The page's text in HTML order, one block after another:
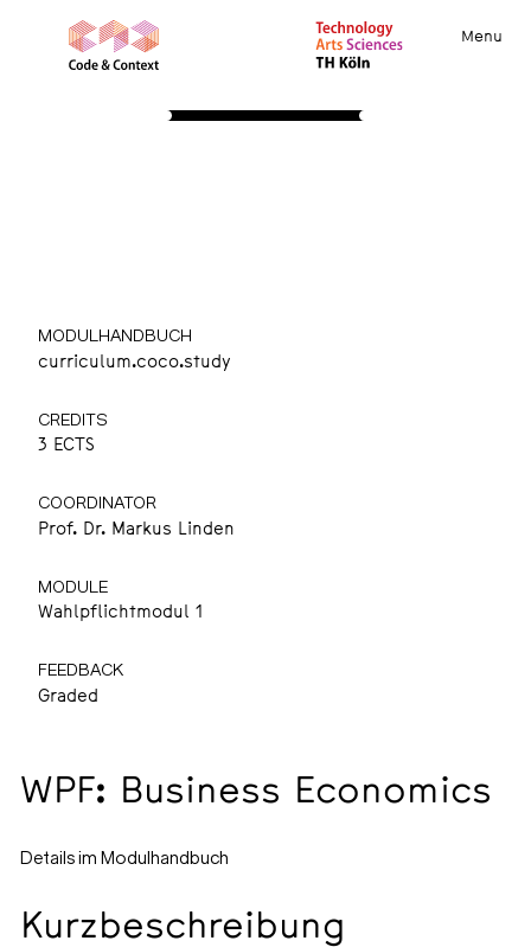
Menu
MODULHANDBUCH
curriculum.coco.study
CREDITS
3 ECTS
COORDINATOR
Prof. Dr. Markus Linden
MODULE
Wahlpflichtmodul 1
FEEDBACK
Graded
WPF: Business Economics
Details im Modulhandbuch
Kurzbeschreibung